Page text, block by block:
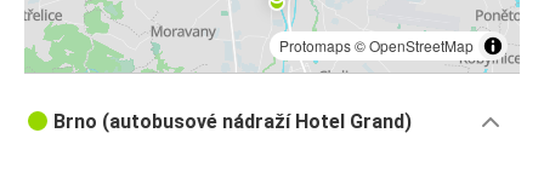
Protomaps©OpenStreetMap
Brno (autobusové nádraží Hotel Grand)